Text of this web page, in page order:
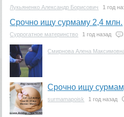
Лукьяненко Александр Борисович 1 год
Срочно ищу сурмаму 2,4 млн.
Суррогатное материнство 1 год назад
Смирнова Алена
Срочно ищу
surmamapoisk 1 год назад